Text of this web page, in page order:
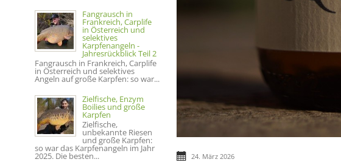
Fangrausch in
Frankreich, Carplife
in Österreich und
selektives
Karpfenangeln -
Jahresrückblick Teil 2
Fangrausch in Frankreich, Carplife
in Österreich und selektives
Angeln auf große Karpfen: so war...
Zielfische, Enzym
Boilies und große
Karpfen
Zielfische,
unbekannte Riesen
und große Karpfen:
so war das Karpfenangeln im Jahr
2025. Die besten...
24. März 2026